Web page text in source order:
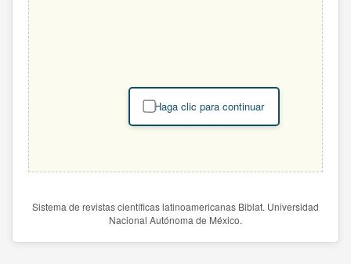
Haga clic para continuar
Sistema de revistas científicas latinoamericanas Biblat. Universidad
Nacional Autónoma de México.